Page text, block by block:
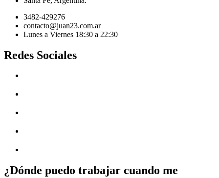
3482-429276
contacto@juan23.com.ar
Lunes a Viernes 18:30 a 22:30
Redes Sociales
¿Dónde puedo trabajar cuando me